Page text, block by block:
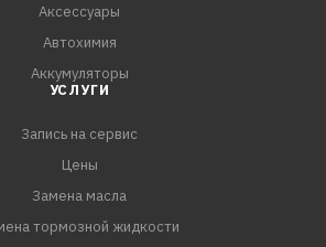
Аксессуары
Автохимия
Аккумуляторы
УСЛУГИ
Запись на сервис
Цены
Замена масла
тормозной жидкости